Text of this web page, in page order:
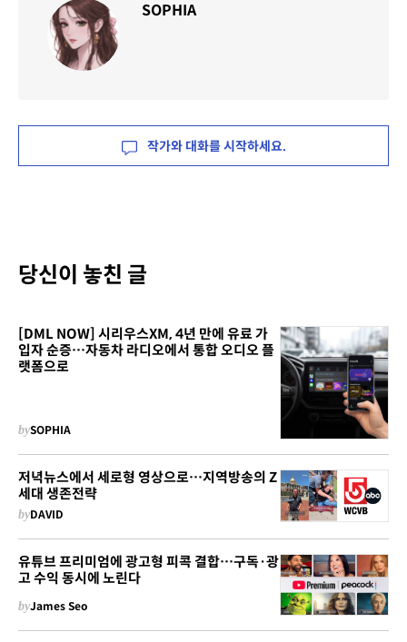
SOPHIA
작가와 대화를 시작하세요.
당신이 놓친 글
[DML NOW] 시리우스XM, 4년 만에 유료 가
입자 순증…자동차 라디오에서 통합 오디오 플
랫폼으로
bySOPHIA
저녁뉴스에서 세로형 영상으로…지역방송의 Z
세대 생존전략
byDAVID
유튜브 프리미엄에 광고형 피콕 결합…구독·광
고 수익 동시에 노린다
byJames Seo